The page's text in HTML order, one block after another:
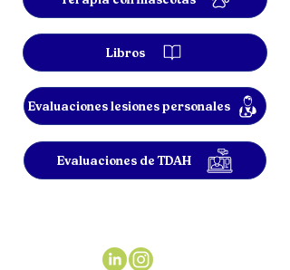
Libros
Evaluaciones lesiones personales
Evaluaciones de TDAH